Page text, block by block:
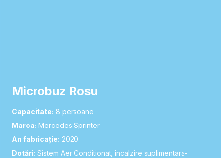
Microbuz Rosu
Capacitate: 8 persoane
Marca: Mercedes Sprinter
An fabricație: 2020
Dotări: Sistem Aer Conditionat, încalzire suplimentara-